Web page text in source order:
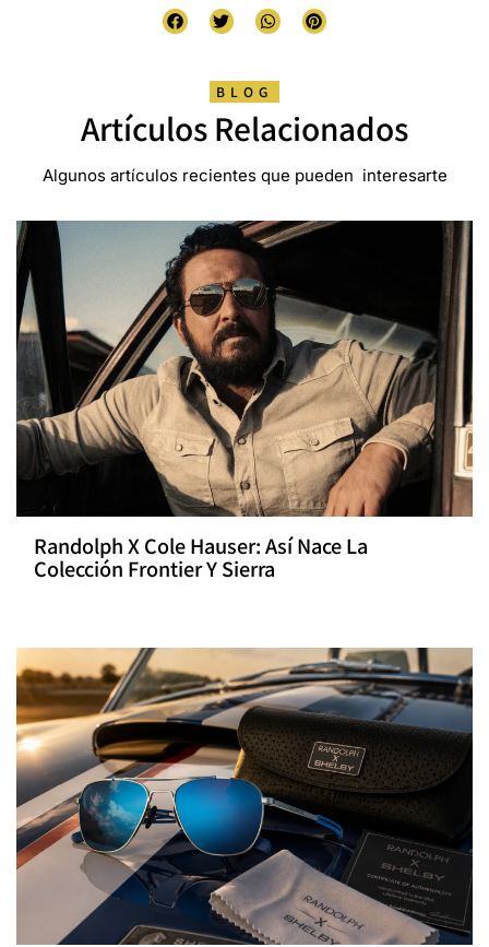
BLOG
Artículos Relacionados
Algunos artículos recientes que pueden interesarte
Randolph X Cole Hauser: Así Nace La
Colección Frontier Y Sierra